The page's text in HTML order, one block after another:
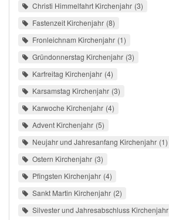
Christi Himmelfahrt Kirchenjahr 3
Fastenzeit Kirchenjahr 8
Fronleichnam Kirchenjahr 1
Gründonnerstag Kirchenjahr 3
Karfreitag Kirchenjahr 4
Karsamstag Kirchenjahr 3
Karwoche Kirchenjahr 4
Advent Kirchenjahr 5
Neujahr und Jahresanfang Kirchenjahr 1
Ostern Kirchenjahr 3
Pfingsten Kirchenjahr 4
Sankt Martin Kirchenjahr 2
Silvester und Jahresabschluss Kirchenjahr